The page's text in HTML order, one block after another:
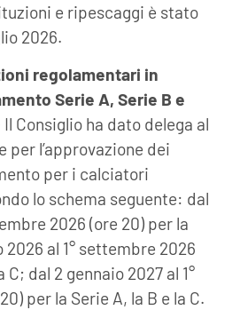
e ripescaggi è stato
2026.
regolamentari in
Serie A, Serie B e
Il Consiglio ha dato delega al
l’approvazione dei
per i calciatori
lo schema seguente: dal
2026 (ore 20) per la
2026 al 1° settembre 2026
C; dal 2 gennaio 2027 al 1°
per la Serie A, la B e la C.